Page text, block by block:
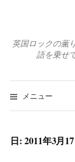
ン
キ
英国ロックの薫
語を乗せ
メニュー
日: 2011年3月